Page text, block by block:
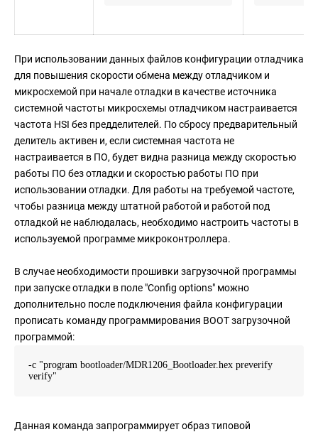
При использовании данных файлов конфигурации отладчика
для повышения скорости обмена между отладчиком и
микросхемой при начале отладки в качестве источника
системной частоты микросхемы отладчиком настраивается
частота HSI без предделителей. По сбросу предварительный
делитель активен и, если системная частота не
настраивается в ПО, будет видна разница между скоростью
работы ПО без отладки и скоростью работы ПО при
использовании отладки. Для работы на требуемой частоте,
чтобы разница между штатной работой и работой под
отладкой не наблюдалась, необходимо настроить частоты в
используемой программе микроконтроллера.
В случае необходимости прошивки загрузочной программы
при запуске отладки в поле "Config options" можно
дополнительно после подключения файла конфигурации
прописать команду программирования BOOT загрузочной
программой:
-c "program bootloader/MDR1206_Bootloader.hex preverify
verify"
Данная команда запрограммирует образ типовой